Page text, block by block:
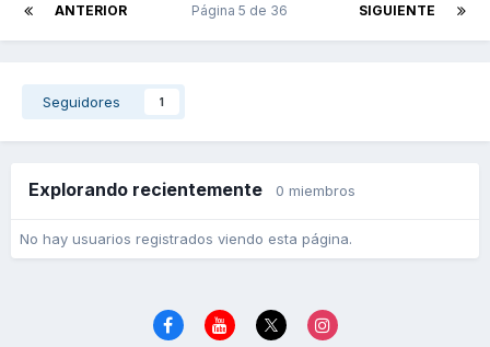
ANTERIOR SIGUIENTE
Página 5 de 36
Seguidores 1
Explorando recientemente 0 miembros
No hay usuarios registrados viendo esta página.